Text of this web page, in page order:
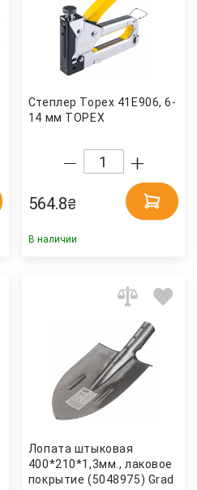
Степлер Topex 41E906, 6-
14 мм TOPEX
564.8₴
В наличии
Лопата штыковая
400*210*1,3мм., лаковое
покрытие (5048975) Grad